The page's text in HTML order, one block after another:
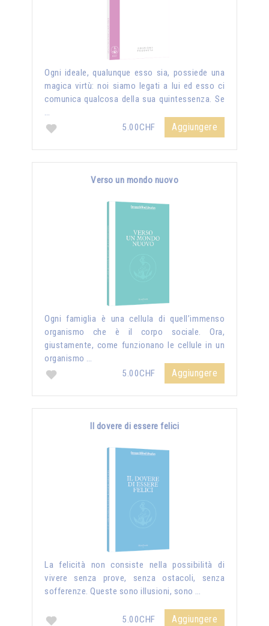
Ogni ideale, qualunque esso sia, possiede una
magica virtù: noi siamo legati a lui ed esso ci
comunica qualcosa della sua quintessenza. Se
…
5.00CHF
Aggiungere
Verso un mondo nuovo
Ogni famiglia è una cellula di quell’immenso
organismo che è il corpo sociale. Ora,
giustamente, come funzionano le cellule in un
organismo …
5.00CHF
Aggiungere
Il dovere di essere felici
La felicità non consiste nella possibilità di
vivere senza prove, senza ostacoli, senza
sofferenze. Queste sono illusioni, sono …
5.00CHF Aggiungere